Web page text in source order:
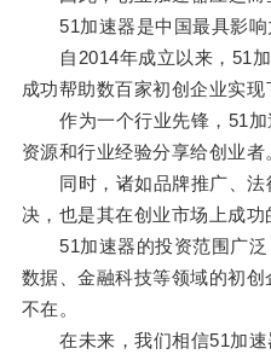
51加速器是中国最具影响
自2014年成立以来，51加
成功帮助数百家初创企业实现
作为一个行业先锋，51加
资源和行业经验分享给创业者
同时，诸如品牌推广、法
决，也是其在创业市场上成功
51加速器的投资范围广泛
数据、金融科技等领域的初
不在。
在未来，我们相信51加速